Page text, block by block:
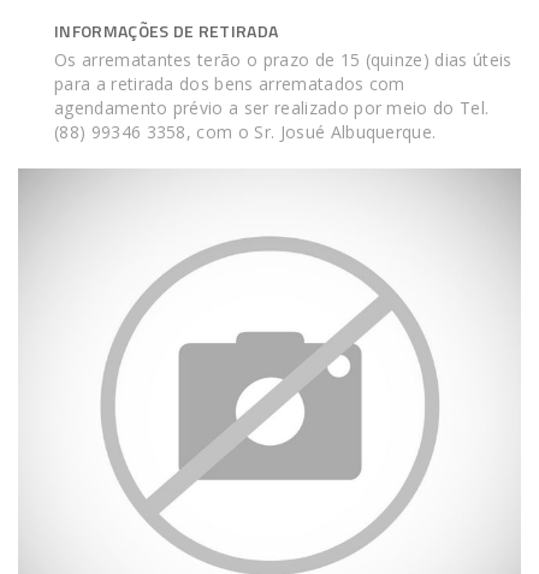
INFORMAÇÕES DE RETIRADA
Os arrematantes terão o prazo de 15 (quinze) dias úteis
para a retirada dos bens arrematados com
agendamento prévio a ser realizado por meio do Tel.
(88) 99346 3358, com o Sr. Josué Albuquerque.